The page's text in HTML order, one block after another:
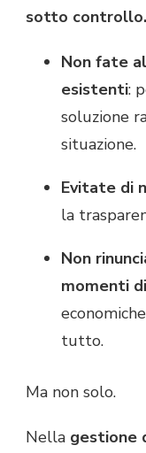
sotto controllo.
Non fate
esistenti:
soluzione
situazione.
Evitate di
la
Non
momenti
tutto.
Ma non solo.
Nella gestione